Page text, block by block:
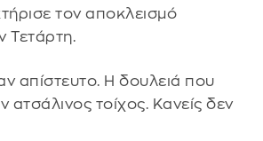
τον αποκλεισμό
Τετάρτη.
απίστευτο. Η δουλειά που
ατσάλινος τοίχος. Κανείς δεν